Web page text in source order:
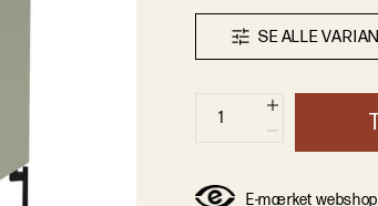
SEALLEVAR A
E-mærket webshop